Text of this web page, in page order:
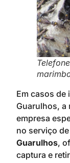
Em casos de
Guarulhos, a
empresa
no serviço de
Guarulhos,
captura e